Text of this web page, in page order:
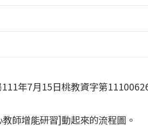
年7月15日桃教資字第
師增能研習]動起來的流程圖。